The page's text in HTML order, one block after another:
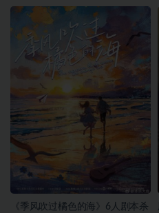
《季风吹过橘色的海》6人剧本杀